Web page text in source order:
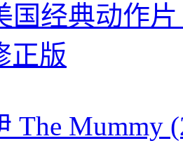
国经典动作
正版
The Mummy